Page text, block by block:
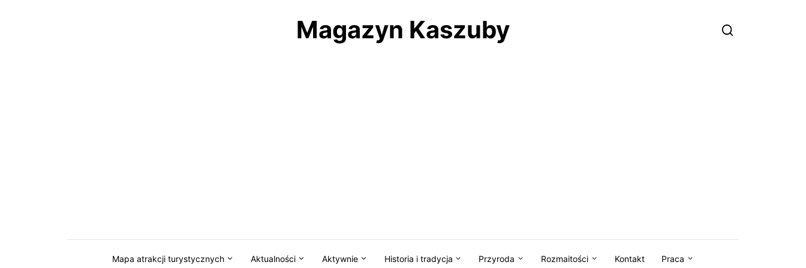
Magazyn Kaszuby
Mapa atrakcji turystycznych Aktualności Aktywnie Historia i tradycja Przyroda Rozmaitości Kontakt Praca